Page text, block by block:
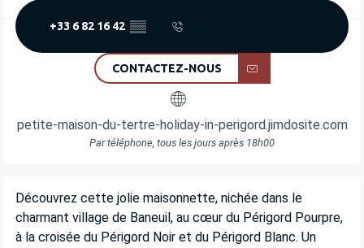
+33 6 82 16 42 ▒▒
CONTACTEZ-NOUS
petite-maison-du-tertre-holiday-in-perigord.jimdosite.com
Par téléphone, tous les jours après 18h00
DESCRIPTION
Découvrez cette jolie maisonnette, nichée dans le
charmant village de Baneuil, au cœur du Périgord Pourpre,
à la croisée du Périgord Noir et du Périgord Blanc. Un